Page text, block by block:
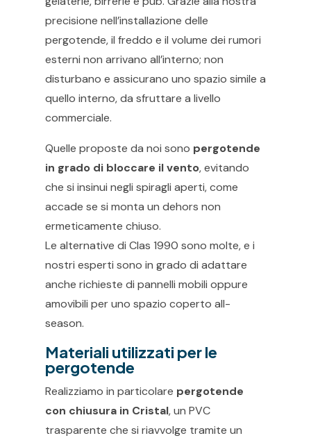
precisione nell’installazione delle
pergotende, il freddo e il volume dei rumori
esterni non arrivano all’interno; non
disturbano e assicurano uno spazio simile a
quello interno, da sfruttare a livello
commerciale.
Quelle proposte da noi sono pergotende
in grado di bloccare il vento, evitando
che si insinui negli spiragli aperti, come
accade se si monta un dehors non
ermeticamente chiuso.
Le alternative di Clas 1990 sono molte, e i
nostri esperti sono in grado di adattare
anche richieste di pannelli mobili oppure
amovibili per uno spazio coperto all-
season.
Materiali utilizzati per le
pergotende
Realizziamo in particolare pergotende
con chiusura in Cristal, un PVC
trasparente che si riavvolge tramite un